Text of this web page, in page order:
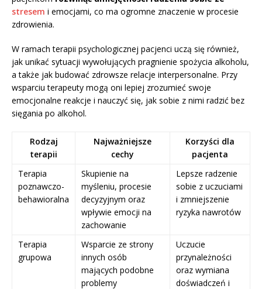
stresem i emocjami, co ma ogromne znaczenie w procesie
zdrowienia.
W ramach terapii psychologicznej pacjenci uczą się również,
jak unikać sytuacji wywołujących pragnienie spożycia alkoholu,
a także jak budować zdrowsze relacje interpersonalne. Przy
wsparciu terapeuty mogą oni lepiej zrozumieć swoje
emocjonalne reakcje i nauczyć się, jak sobie z nimi radzić bez
sięgania po alkohol.
Rodzaj
terapii
Najważniejsze
cechy
Korzyści dla
pacjenta
Terapia
poznawczo-
behawioralna
Skupienie na
myśleniu, procesie
decyzyjnym oraz
wpływie emocji na
zachowanie
Lepsze radzenie
sobie z uczuciami
i zmniejszenie
ryzyka nawrotów
Terapia
grupowa
Wsparcie ze strony
innych osób
mających podobne
problemy
Uczucie
przynależności
oraz wymiana
doświadczeń i